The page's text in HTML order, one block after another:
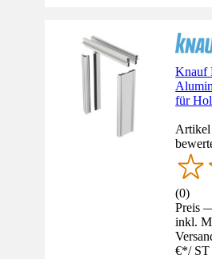
Knauf
für
Artikel
(0)
Preis
inkl.
€*/ ST